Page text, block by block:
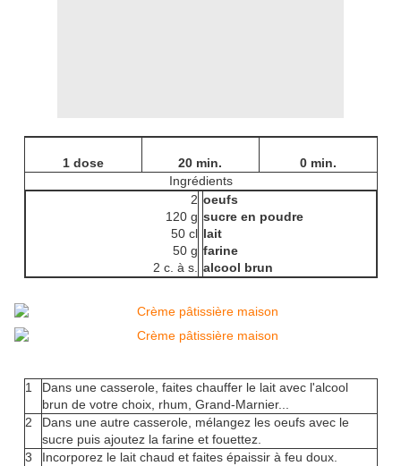
1 dose 20 min.
0 min.
Ingrédients
2
120 g
50 cl
50 g
2 c. à s.
oeufs
sucre en poudre
lait
farine
alcool brun
1
Dans une casserole, faites chauffer le lait avec l'alcool
brun de votre choix, rhum, Grand-Marnier...
2
Dans une autre casserole, mélangez les oeufs avec le
sucre puis ajoutez la farine et fouettez.
3
Incorporez le lait chaud et faites épaissir à feu doux.